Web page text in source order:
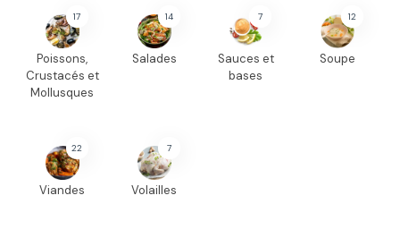
17
Poissons,
Crustacés et
Mollusques
14
Salades
7
Sauces et
bases
12
Soupe
22
Viandes
7
Volailles